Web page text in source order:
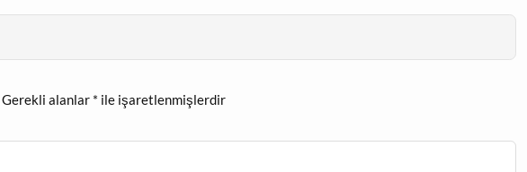
Gerekli alanlar * ile işaretlenmişlerdir